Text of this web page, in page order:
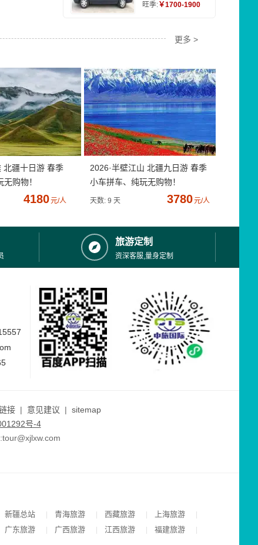
旺季:￥1700-1900
更多 >
北疆十日游 春季
购物！
4180元/人
2026·半壁江山 北疆九日游 春季
小车拼车、纯玩无购物！
天数: 9 天 3780元/人
旅游定制
资深客服,量身定制
接 | 意见建议 | sitemap
号-4
新疆总站 | 青海旅游 | 西藏旅游 | 上海旅游 |
广东旅游 | 广西旅游 | 江西旅游 | 福建旅游 |